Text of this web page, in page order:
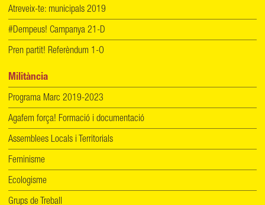
Atreveix-te: municipals 2019
#Dempeus! Campanya 21-D
Pren partit! Referèndum 1-O
Militància
Programa Marc 2019-2023
Agafem força! Formació i documentació
Assemblees Locals i Territorials
Feminisme
Ecologisme
Grups de Treball